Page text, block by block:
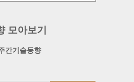
모아보기
간기술동향